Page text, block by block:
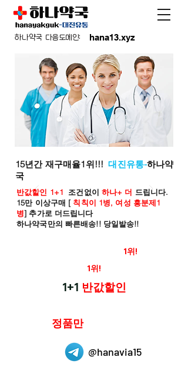
hana13.xyz
하나약국 다음도메인:
15년간 재구매율1위!!!대진유통-하나약
국
반값할인 1+1 조건없이 하나+ 더 드립니다.
15만 이상구매 [ 칙칙이 1병, 여성 흥분제1
병] 추가로 더드립니다
하나약국만의 빠른배송!! 당일발송!!
1위!
1위!
1+1 반값할인
정품만
@hanavia15